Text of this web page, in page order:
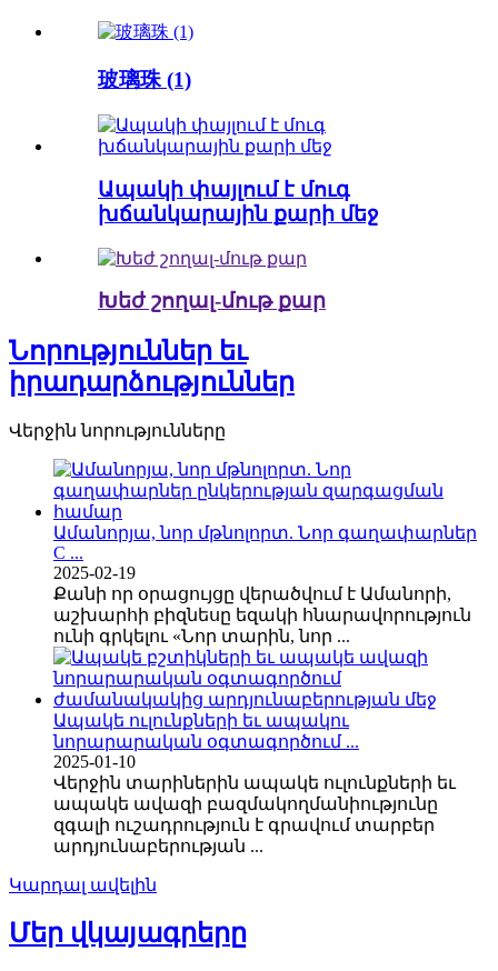
玻璃珠 (1)
Ապակի փայլում է մուգ
խճանկարային քարի մեջ
Խեժ շողալ-մութ քար
Նորություններ եւ
իրադարձություններ
Վերջին նորությունները
Ամանորյա, նոր մթնոլորտ. Նոր գաղափարներ
C ...
2025-02-19
Քանի որ օրացույցը վերածվում է Ամանորի,
աշխարհի բիզնեսը եզակի հնարավորություն
ունի գրկելու «Նոր տարին, նոր ...
Ապակե ուլունքների եւ ապակու
նորարարական օգտագործում ...
2025-01-10
Վերջին տարիներին ապակե ուլունքների եւ
ապակե ավազի բազմակողմանիությունը
զգալի ուշադրություն է գրավում տարբեր
արդյունաբերության ...
Կարդալ ավելին
Մեր վկայագրերը